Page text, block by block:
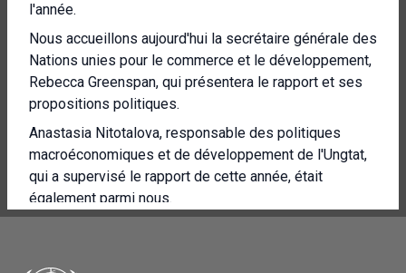
l'année.
Nous accueillons aujourd'hui la secrétaire générale des
Nations unies pour le commerce et le développement,
Rebecca Greenspan, qui présentera le rapport et ses
propositions politiques.
Anastasia Nitotalova, responsable des politiques
macroéconomiques et de développement de l'Ungtat,
qui a supervisé le rapport de cette année, était
également parmi nous.